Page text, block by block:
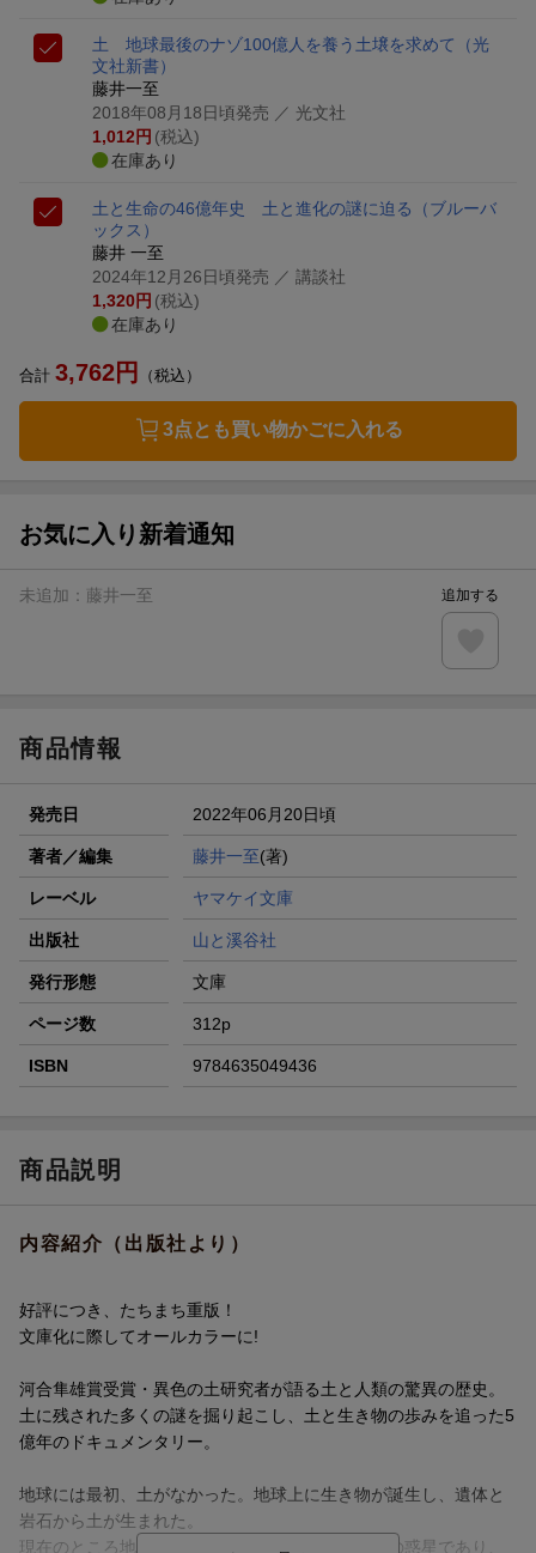
土 地球最後のナゾ100億人を養う土壌を求めて
（光
文社新書）
藤井一至
2018年08月18日頃発売 ／ 光文社
1,012 円 (税込)
在庫あり
土と生命の46億年史 土と進化の謎に迫る
（ブルーバ
ックス）
藤井 一至
2024年12月26日頃発売 ／ 講談社
1,320円 (税込)
在庫あり
合計 3,762円 （税込）
3点とも買い物かごに入れる
お気に入り新着通知
未追加： 藤井一至 追加する
商品情報
発売日 2022年06月20日頃
著者／編集 藤井一至(著)
レーベル ヤマケイ文庫
出版社 山と溪谷社
発行形態 文庫
ページ数 312p
ISBN 9784635049436
商品説明
内容紹介（出版社より）
好評につき、たちまち重版！
文庫化に際してオールカラーに!
河合隼雄賞受賞・異色の土研究者が語る土と人類の驚異の歴史。
土に残された多くの謎を掘り起こし、土と生き物の歩みを追った5
億年のドキュメンタリー。
地球には最初、土がなかった。地球上に生き物が誕生し、遺体と
岩石から土が生まれた。
現在のところ地球は生き物が確認されている唯一の惑星であり、